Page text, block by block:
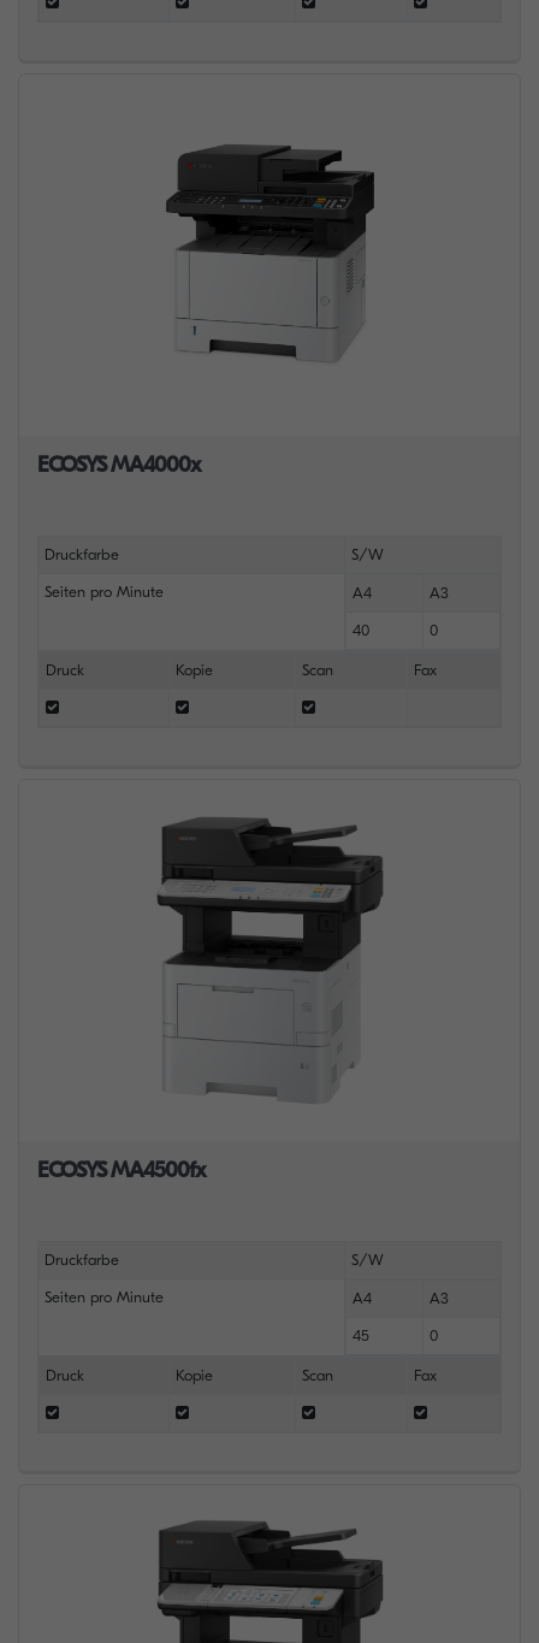
ECOSYS MA4000x
Druckfarbe S/W
Seiten pro Minute A4 A3
40 0
Druck Kopie Scan Fax
ECOSYS MA4500fx
Druckfarbe S/W
Seiten pro Minute A4 A3
45 0
Druck Kopie Scan Fax